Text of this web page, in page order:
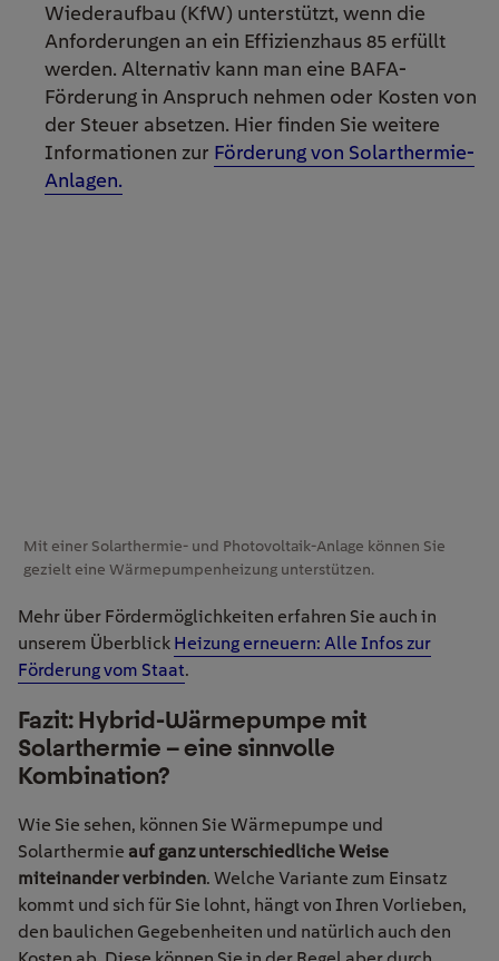
Wiederaufbau (KfW) unterstützt, wenn die
Anforderungen an ein Effizienzhaus 85 erfüllt
werden. Alternativ kann man eine BAFA-
Förderung in Anspruch nehmen oder Kosten von
der Steuer absetzen. Hier finden Sie weitere
Informationen zur Förderung von Solarthermie-
Anlagen.
Mit einer Solarthermie- und Photovoltaik-Anlage können Sie
gezielt eine Wärmepumpenheizung unterstützen.
Mehr über Fördermöglichkeiten erfahren Sie auch in
unserem Überblick Heizung erneuern: Alle Infos zur
Förderung vom Staat.
Fazit: Hybrid-Wärmepumpe mit
Solarthermie – eine sinnvolle
Kombination?
Wie Sie sehen, können Sie Wärmepumpe und
Solarthermie auf ganz unterschiedliche Weise
miteinander verbinden. Welche Variante zum Einsatz
kommt und sich für Sie lohnt, hängt von Ihren Vorlieben,
den baulichen Gegebenheiten und natürlich auch den